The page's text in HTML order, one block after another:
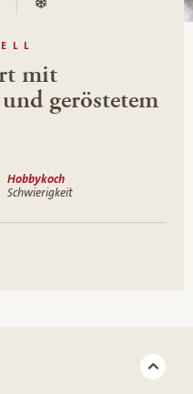
mit
geröstetem
Hobbykoch
Schwierigkeit